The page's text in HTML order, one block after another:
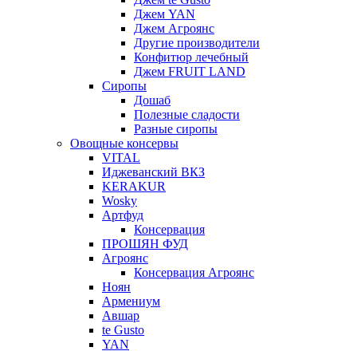
Джем YAN
Джем Агроянс
Другие производители
Конфитюр лечебный
Джем FRUIT LAND
Сиропы
Дошаб
Полезные сладости
Разные сиропы
Овощные консервы
VITAL
Иджеванский ВКЗ
KERAKUR
Wosky
Артфуд
Консервация
ПРОШЯН ФУД
Агроянс
Консервация Агроянс
Ноян
Армениум
Авшар
te Gusto
YAN